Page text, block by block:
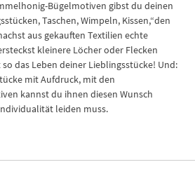
Bügelmotiven gibst du deinen
Taschen, Wimpeln, Kissen,“den
aus gekauften Textilien echte
kleinere Löcher oder Flecken
das Leben deiner Lieblingsstücke! Und:
mit Aufdruck, mit den
kannst du ihnen diesen Wunsch
leiden muss.